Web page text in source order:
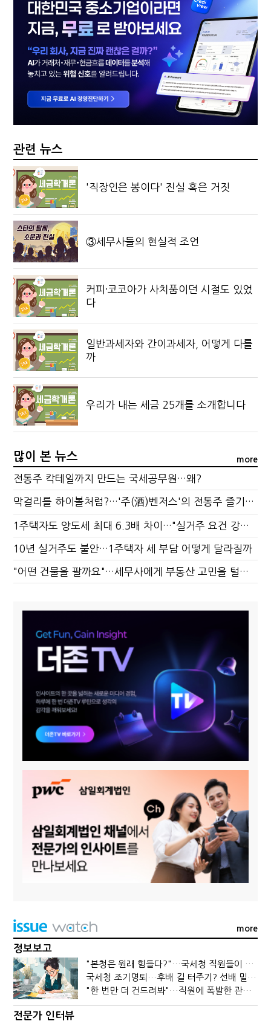
관련 뉴스
'직장인은 봉이다' 진실 혹은 거짓
③세무사들의 현실적 조언
커피·코코아가 사치품이던 시절도 있었
다
일반과세자와 간이과세자, 어떻게 다를
까
우리가 내는 세금 25개를 소개합니다
많이 본 뉴스 more
전통주 칵테일까지 만드는 국세공무원…왜?
막걸리를 하이볼처럼?…'주(酒)벤저스'의 전통주 즐기는 법
1주택자도 양도세 최대 6.3배 차이…"실거주 요건 강화하자"
10년 실거주도 불안…1주택자 세 부담 어떻게 달라질까
"어떤 건물을 팔까요"…세무사에게 부동산 고민을 털어놓는 이유
more
정보보고
"본청은 원래 힘들다?"…국세청 직원들이 떠나는 이유
국세청 조기명퇴…후배 길 터주기? 선배 밀어내기?
"한 번만 더 건드려봐"…직원에 폭발한 관세청장, 왜?
전문가 인터뷰